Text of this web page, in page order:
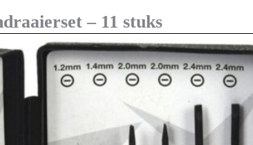
– 11 stuks